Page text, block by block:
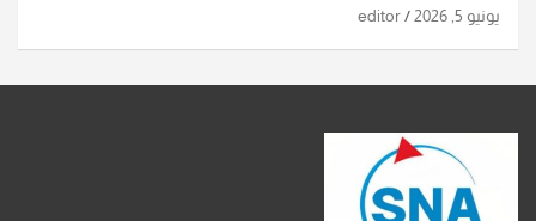
يونيو 5, 2026 editor